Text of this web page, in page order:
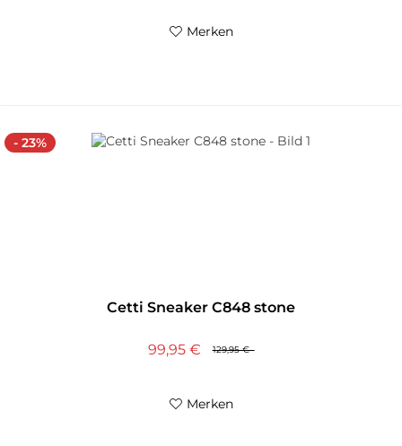
Merken
- 23%
Cetti Sneaker C848 stone
129,95 €
99,95 €
Merken